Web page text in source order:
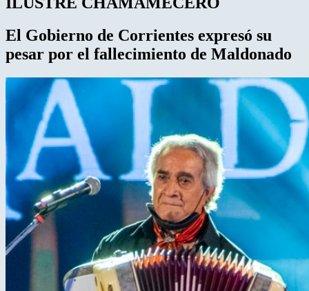
El Gobierno de Corrientes expresó su
pesar por el fallecimiento de Maldonado